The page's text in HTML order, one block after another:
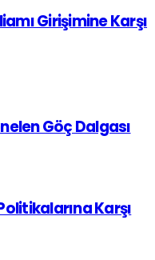
Girişimine Karşı
Göç Dalgası
Karşı